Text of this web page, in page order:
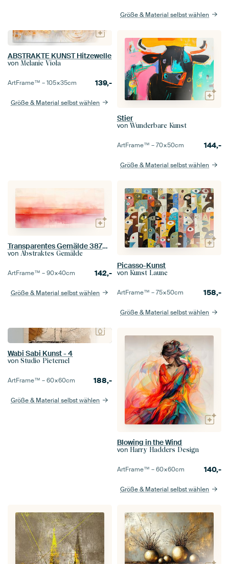
Größe & Material selbst wählen
ABSTRAKTE KUNST Hitzewelle
von Melanie Viola
ArtFrame™ –105×35cm 139,-
Größe & Material selbst wählen
Stier
von Wunderbare Kunst
ArtFrame™ –70×50cm 144,-
Größe & Material selbst wählen
Transparentes Gemälde 387945
von Abstraktes Gemälde
ArtFrame™ –90×40cm 142,-
Größe & Material selbst wählen
Picasso-Kunst
von Kunst Laune
ArtFrame™ –75×50cm 158,-
Größe & Material selbst wählen
Wabi Sabi Kunst - 4
von Studio Pieternel
ArtFrame™ –60×60cm 188,-
Größe & Material selbst wählen
Blowing in the Wind
von Harry Hadders Design
ArtFrame™ –60×60cm 140,-
Größe & Material selbst wählen